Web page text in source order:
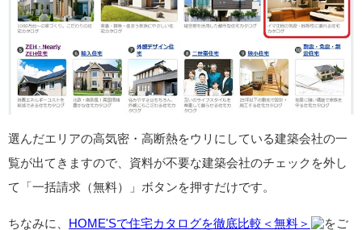
選んだエリアの高気密・高断熱をウリにしている建築会社の一
覧が出てきますので、資料が不要な建築会社のチェックを外し
て「一括請求（無料）」ボタンを押すだけです。
ちなみに、 HOME'Sで住宅カタログを徹底比較＜無料＞
をご